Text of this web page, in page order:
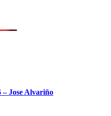
– Jose Alvariño